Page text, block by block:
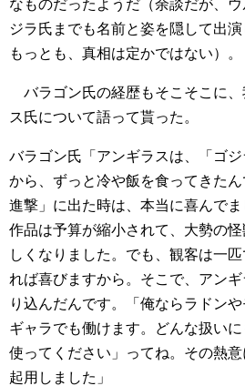
なものだったようだ（余談だが、
ジラ氏までも名前と姿を隠して出演
もっとも、真相は定かではない）。
バラゴン氏の経歴もそこそこに、
ス氏について語って貰った。
バラゴン氏「アンギラスは、「ゴ
から、ずっと冷や飯を食ってきた
進撃」に出た時は、本当に喜んで
作品は予算が縮小されて、大勢の
しくなりました。でも、観客は一
れば喜びますから。そこで、アン
り込んだんです。「俺ならラドン
ギャラでも働けます。どんな扱い
使ってください」ってね。その熱
起用しました」